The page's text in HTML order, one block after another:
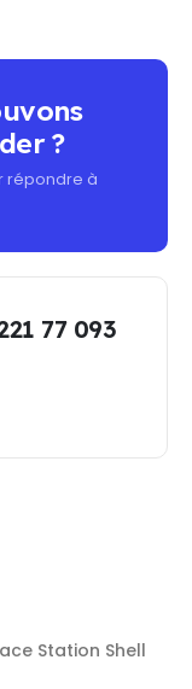
?
répondre à
77 093
Station Shell